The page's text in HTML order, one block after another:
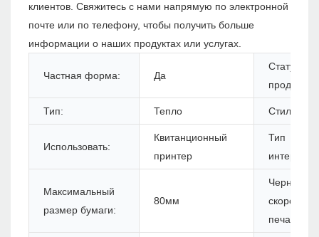
клиентов. Свяжитесь с нами напрямую по электронной
почте или по телефону, чтобы получить больше
информации о наших продуктах или услугах.
Частная форма: Да
Статус
продуктов:
Тип: Тепло Стиль:
Использовать:
Квитанционный
принтер
Тип
Максимальный
размер бумаги:
80мм
Черная
скорость
печати: